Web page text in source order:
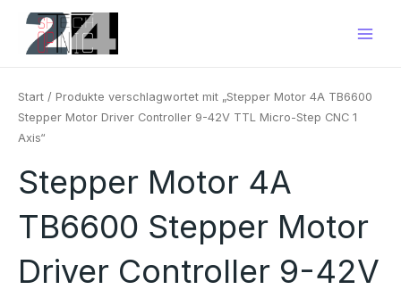
springen
Start / Produkte verschlagwortet mit „Stepper Motor 4A TB6600
Stepper Motor Driver Controller 9-42V TTL Micro-Step CNC 1
Axis“
Stepper Motor 4A
TB6600 Stepper Motor
Driver Controller 9-42V